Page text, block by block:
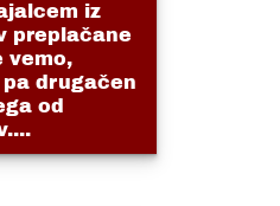
iz
preplačane
vemo,
drugačen
od